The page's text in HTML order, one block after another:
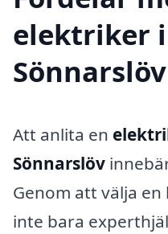
elektriker
Sönnarslöv
Att anlita en
Sönnarslöv
Genom att välja
inte bara